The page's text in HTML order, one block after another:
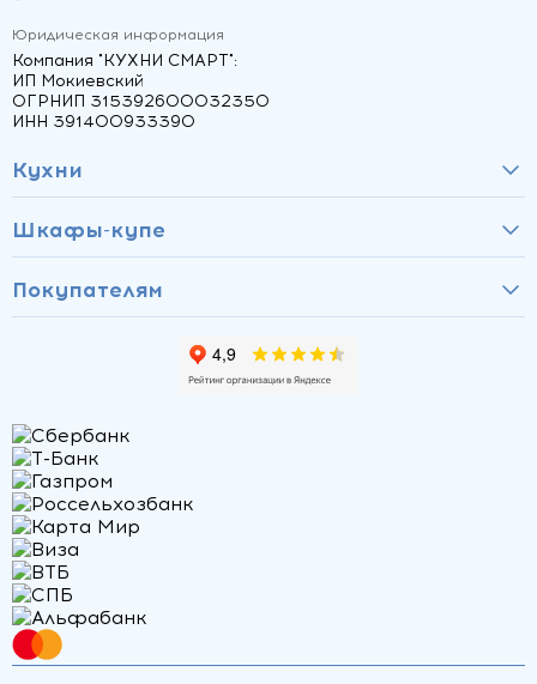
Юридическая информация
Компания "КУХНИ СМАРТ":
ИП Мокиевский
ОГРНИП 315392600032350
ИНН 391400933390
Кухни
Шкафы-купе
Покупателям